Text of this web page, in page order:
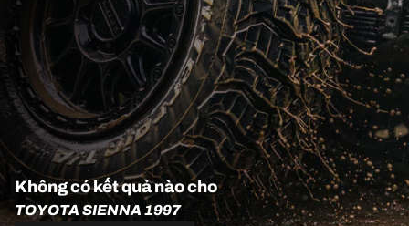
Không có kết quả nào cho
TOYOTA SIENNA 1997